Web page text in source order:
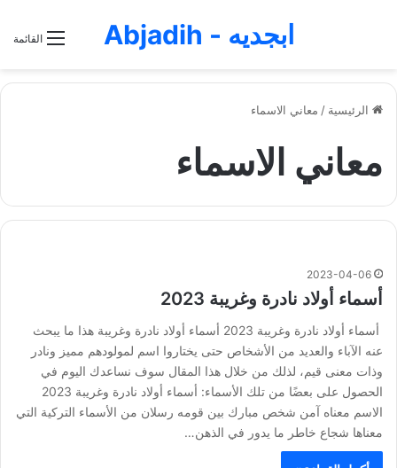
القائمة ابجديه - Abjadih
الرئيسية / معاني الاسماء
معاني الاسماء
2023-04-06
أسماء أولاد نادرة وغريبة 2023
أسماء أولاد نادرة وغريبة 2023 أسماء أولاد نادرة وغريبة هذا ما يبحث
عنه الآباء والعديد من الأشخاص حتى يختاروا اسم لمولودهم مميز ونادر
وذات معنى قيم، لذلك من خلال هذا المقال سوف نساعدك اليوم في
الحصول على بعضًا من تلك الأسماء: أسماء أولاد نادرة وغريبة 2023
الاسم معناه آمن شخص مبارك بين قومه رسلان من الأسماء التركية التي
معناها شجاع خاطر ما يدور في الذهن…